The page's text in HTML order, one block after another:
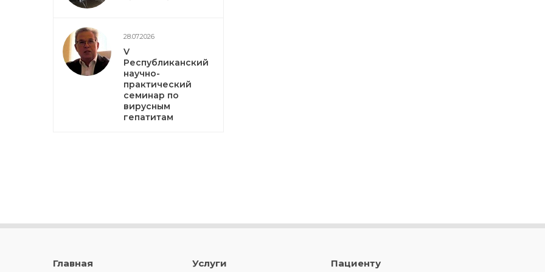
28.07.2026
V
Республиканский
научно-
практический
семинар по
вирусным
гепатитам
Главная Услуги Пациенту